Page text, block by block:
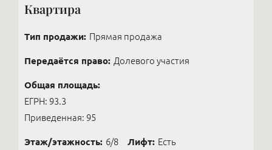
Квартира
Тип продажи: Прямая продажа
Передаётся право: Долевого участия
Общая площадь:
ЕГРН: 93.3
Приведенная: 95
Этаж/этажность: 6/8 Лифт: Есть